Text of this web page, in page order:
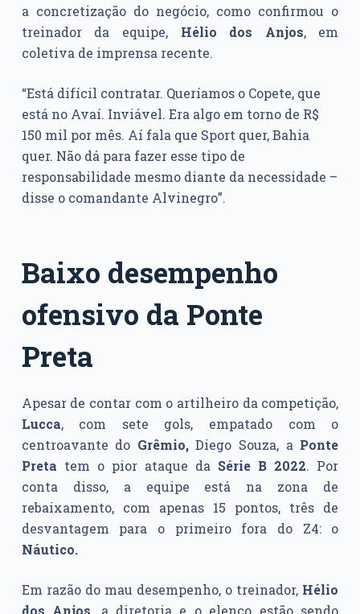
a concretização do negócio, como confirmou o
treinador da equipe, Hélio dos Anjos, em
coletiva de imprensa recente.
“Está difícil contratar. Queríamos o Copete, que
está no Avaí. Inviável. Era algo em torno de R$
150 mil por mês. Aí fala que Sport quer, Bahia
quer. Não dá para fazer esse tipo de
responsabilidade mesmo diante da necessidade –
disse o comandante Alvinegro”.
Baixo desempenho
ofensivo da Ponte
Preta
Apesar de contar com o artilheiro da competição,
Lucca, com sete gols, empatado com o
centroavante do Grêmio,Diego Souza, a Ponte
Preta tem o pior ataque da Série B 2022. Por
conta disso, a equipe está na zona de
rebaixamento, com apenas 15 pontos, três de
desvantagem para o primeiro fora do Z4: o
Náutico.
Em razão do mau desempenho, o treinador, Hélio
dos Anjos , a diretoria e o elenco estão sendo